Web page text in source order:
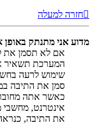
חזרה למעלה
מדוע אני מתנתק באופן
אם לא תסמן את
המערכת תשאיר
שימוש לרעה
סמן את התיבה
כאשר אתה
אינטרנט, מחשבי
את התיבה,